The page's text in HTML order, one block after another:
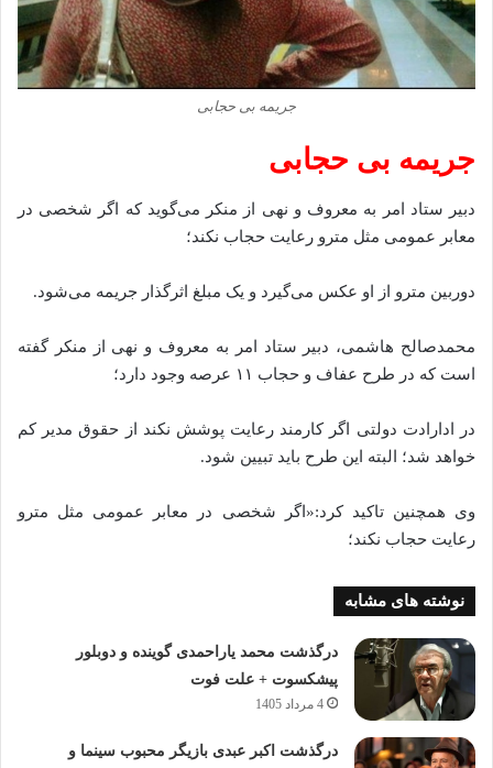
جریمه بی حجابی
جریمه بی حجابی
دبیر ستاد امر به معروف و نهی از منکر می‌گوید که اگر شخصی در
معابر عمومی مثل مترو رعایت حجاب نکند؛
دوربین مترو از او عکس می‌گیرد و یک مبلغ اثرگذار جریمه می‌شود.
محمدصالح هاشمی، دبیر ستاد امر به معروف و نهی از منکر گفته
است که در طرح عفاف و حجاب ۱۱ عرصه وجود دارد؛
در ادارادت دولتی اگر کارمند رعایت پوشش نکند از حقوق مدیر کم
خواهد شد؛ البته این طرح باید تبیین شود.
وی همچنین تاکید کرد:«اگر شخصی در معابر عمومی مثل مترو
رعایت حجاب نکند؛
نوشته های مشابه
درگذشت محمد یاراحمدی گوینده و دوبلور
پیشکسوت + علت فوت
4 مرداد 1405
درگذشت اکبر عبدی بازیگر محبوب سینما و